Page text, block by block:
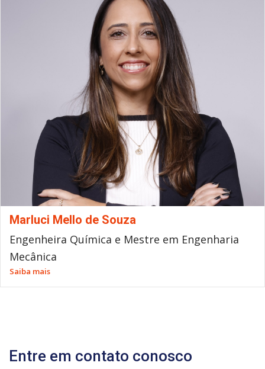
Marluci Mello de Souza
Engenheira Química e Mestre em Engenharia
Mecânica
Saiba mais
Entre em contato conosco